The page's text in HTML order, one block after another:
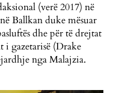
(verë 2017) në
Ballkan duke mësuar
dhe për të drejtat
i gazetarisë (Drake
nga Malajzia.